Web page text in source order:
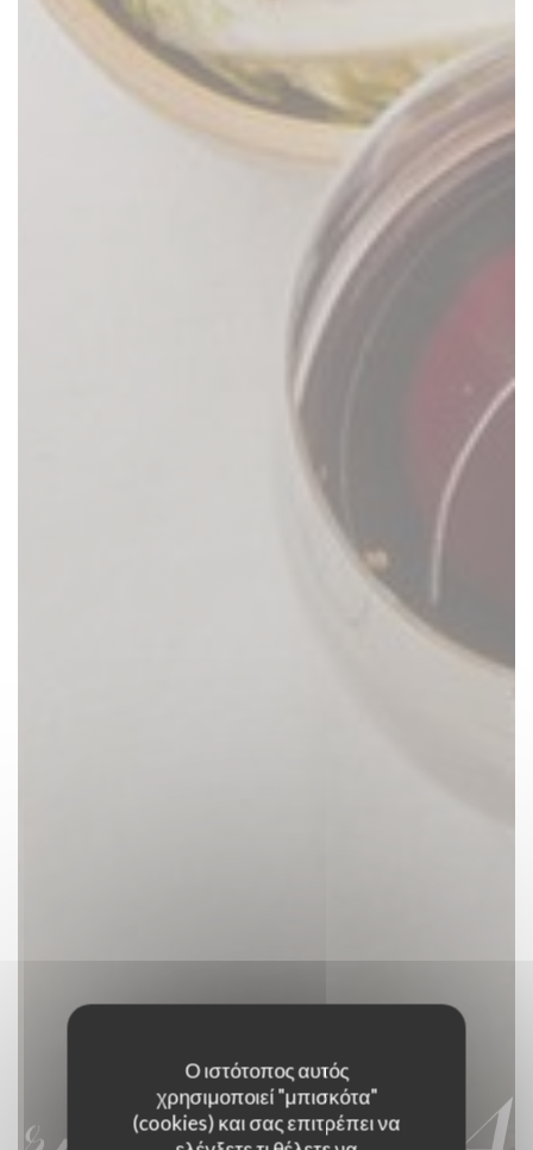
Ο ιστότοπος αυτός
χρησιμοποιεί "μπισκότα"
(cookies) και σας επιτρέπει να